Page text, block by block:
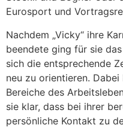
Eurosport und
Nachdem „Vicky“ ihre
beendete ging für sie
sich die entsprechende
neu zu orientieren.
Bereiche des
sie klar, dass bei ihrer
persönliche Kontakt zu